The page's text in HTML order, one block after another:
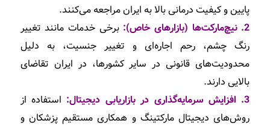
پایین و کیفیت درمانی بالا به ایران مراجعه می‌کنند.
2. نیچ‌مارکت‌ها (بازارهای خاص):
برخی خدمات مانند تغییر
رنگ چشم، رحم اجاره‌ای و تغییر جنسیت، به دلیل
محدودیت‌های قانونی در سایر کشورها، در ایران تقاضای
بالایی دارند.
3. افزایش سرمایه‌گذاری در بازاریابی دیجیتال:
استفاده از
روش‌های دیجیتال مارکتینگ و همکاری مستقیم پزشکان و